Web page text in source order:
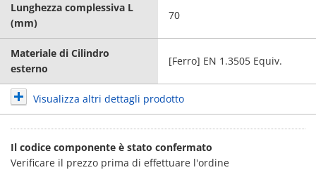
Lunghezza complessiva L
(mm)
70
Materiale di Cilindro
esterno
[Ferro] EN 1.3505 Equiv.
Visualizza altri dettagli prodotto
Il codice componente è stato confermato
Verificare il prezzo prima di effettuare l'ordine